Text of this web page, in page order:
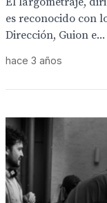
es reconocido con
Dirección, Guion e...
hace 3 años